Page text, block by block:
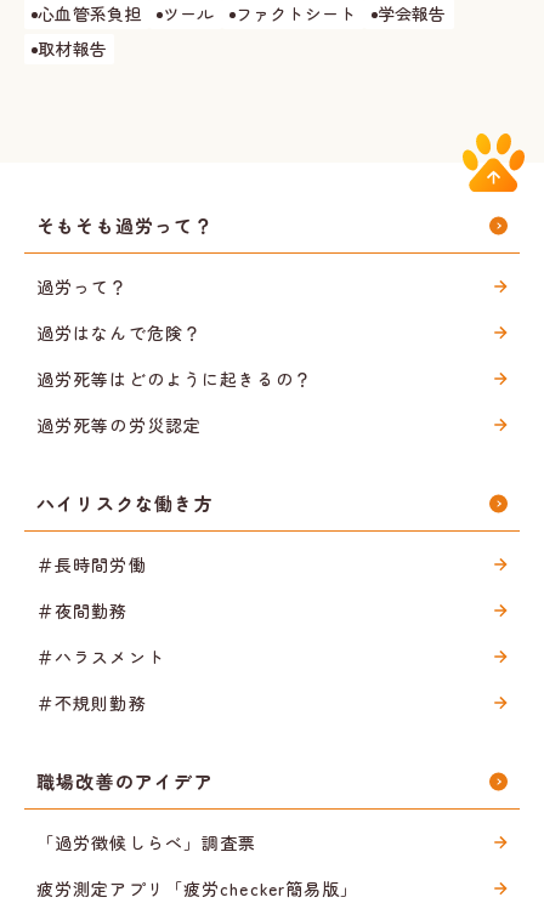
心血管系負担
ツール ファクトシート
学会報告
取材報告
そもそも過労って？
過労って？
過労はなんで危険？
過労死等はどのように起きるの？
過労死等の労災認定
ハイリスクな働き方
＃長時間労働
＃夜間勤務
＃ハラスメント
＃不規則勤務
職場改善のアイデア
「過労徴候しらべ」調査票
疲労測定アプリ「疲労checker簡易版」